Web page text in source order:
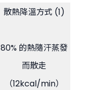
散熱降溫方式 (1)
80% 的熱隨汗蒸發
而散走
（12kcal/min）